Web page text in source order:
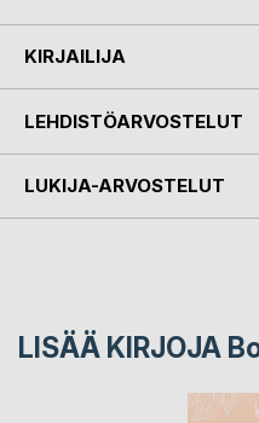
KIRJAILIJA
LEHDISTÖARVOSTELUT
LUKIJA-ARVOSTELUT
LISÄÄ KIRJOJA B